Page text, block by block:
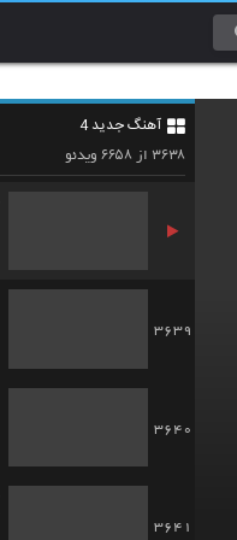
آهنگ جدید 4
۳۶۳۸از ۶۶۵۸ویدئو
3637
3639
3640
3641